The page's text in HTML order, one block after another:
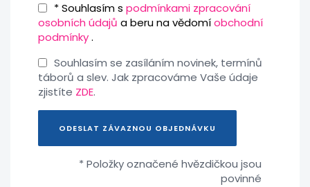
* Souhlasím s podmínkami zpracování
osobních údajů a beru na vědomíobchodní
podmínky.
Souhlasím se zasíláním novinek, termínů
táborů a slev. Jak zpracováme Vaše údaje
zjistíte ZDE.
ODESLAT ZÁVAZNOU OBJEDNÁVKU
* Položky označené hvězdičkou jsou
povinné